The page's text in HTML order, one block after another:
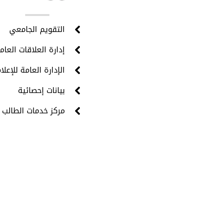
التقويم الجامعي
إدارة العلاقات
الإدارة العامة
بيانات إحصائية
مركز خدمات